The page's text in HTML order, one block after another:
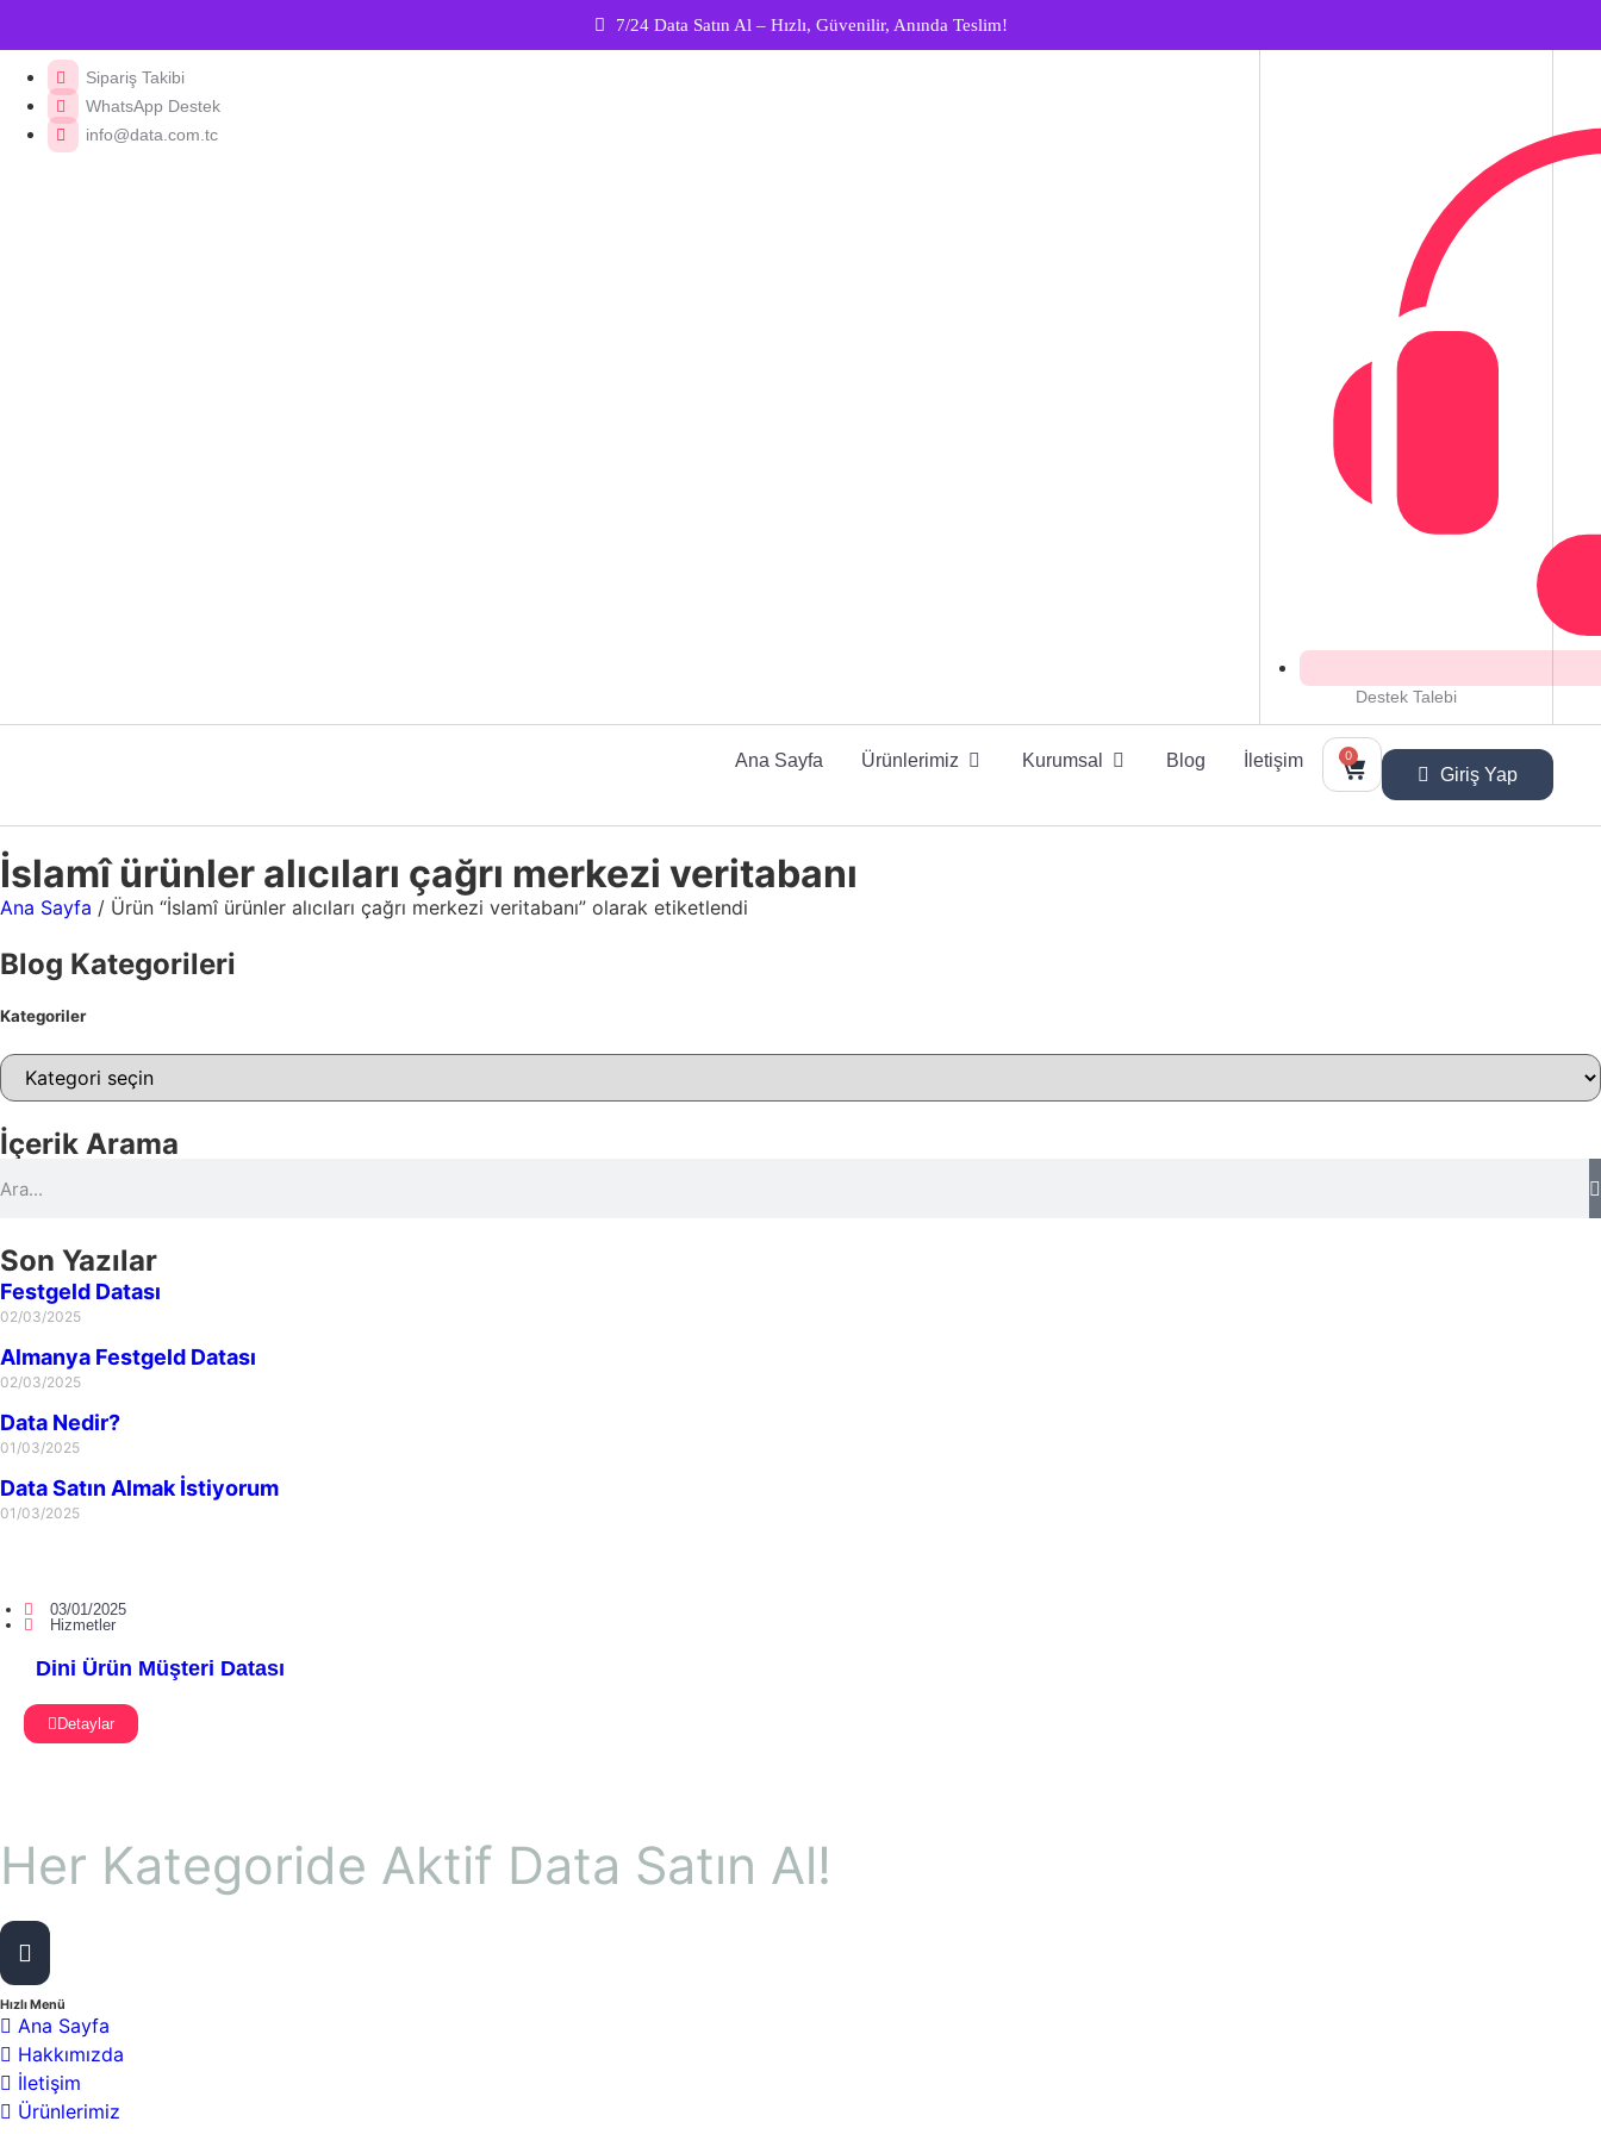
7/24 Data Satın Al – Hızlı, Güvenilir, Anında Teslim!
Sipariş Takibi
WhatsApp Destek
info@data.com.tc
Destek Talebi
Ana Sayfa Ürünlerimiz Kurumsal Blog İletişim 0
Giriş Yap
İslamî ürünler alıcıları çağrı merkezi veritabanı
Ana Sayfa / Ürün “İslamî ürünler alıcıları çağrı merkezi veritabanı” olarak etiketlendi
Blog Kategorileri
Kategoriler
İçerik Arama
Son Yazılar
Festgeld Datası
02/03/2025
Almanya Festgeld Datası
02/03/2025
Data Nedir?
01/03/2025
Data Satın Almak İstiyorum
01/03/2025
03/01/2025
Hizmetler
Dini Ürün Müşteri Datası
Detaylar
Her Kategoride Aktif Data Satın Al!
Hızlı Menü
Ana Sayfa
Hakkımızda
İletişim
Ürünlerimiz